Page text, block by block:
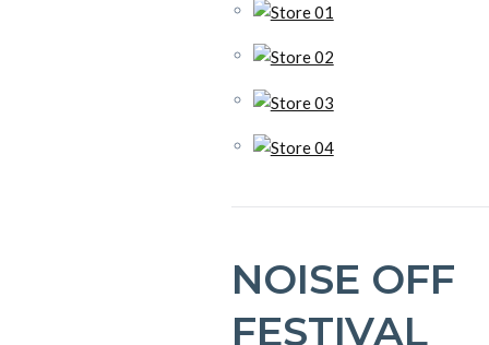
NOISE OFF
FESTIVAL